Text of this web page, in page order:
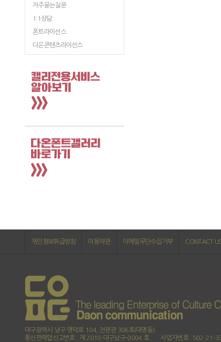
자주묻는질문
1:1상담
폰트라이선스
다온콘텐츠라이선스
개인정보취급방침 이용약관 이메일무단수집거부 CONTACT
대구광역시 남구 명덕로 104, 전문관 306호(대명동)
통신판매업신고번호 : 제 2010-대구남구-0004 호
사업자번호 : 502-21-